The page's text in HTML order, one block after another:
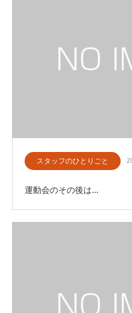
スタッフのひとりごと
運動会のその後は…